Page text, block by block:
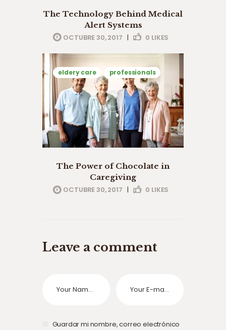
The Technology Behind Medical
Alert Systems
OCTUBRE 30, 2017 | 0 LIKES
eldery care professionals
The Power of Chocolate in
Caregiving
OCTUBRE 30, 2017 | 0 LIKES
Leave a comment
Guardar mi nombre, correo electrónico